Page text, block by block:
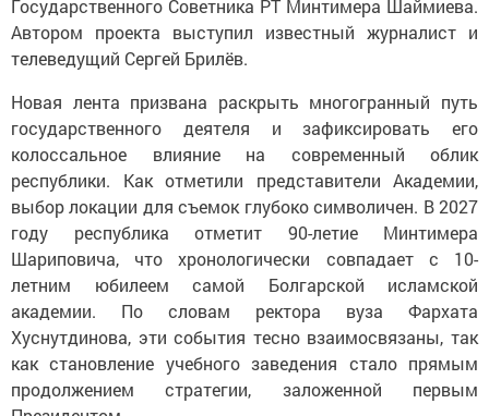
Государственного Советника РТ Минтимера Шаймиева.
Автором проекта выступил известный журналист и
телеведущий Сергей Брилёв.
Новая лента призвана раскрыть многогранный путь
государственного деятеля и зафиксировать его
колоссальное влияние на современный облик
республики. Как отметили представители Академии,
выбор локации для съемок глубоко символичен. В 2027
году республика отметит 90-летие Минтимера
Шариповича, что хронологически совпадает с 10-
летним юбилеем самой Болгарской исламской
академии. По словам ректора вуза Фархата
Хуснутдинова, эти события тесно взаимосвязаны, так
как становление учебного заведения стало прямым
продолжением стратегии, заложенной первым